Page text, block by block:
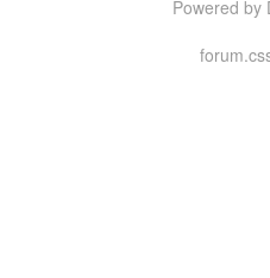
Powered by